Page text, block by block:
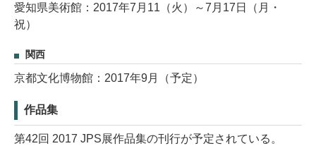
愛知県美術館：2017年7月11（火）～7月17日（月・
祝）
関西
京都文化博物館：2017年9月（予定）
作品集
第42回 2017 JPS展作品集の刊行が予定されている。